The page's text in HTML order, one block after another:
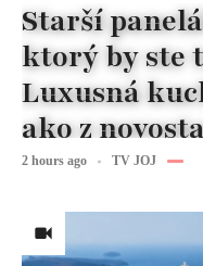
Starší
ktorý by ste
Luxusná
ako z
2 hours ago TV JOJ